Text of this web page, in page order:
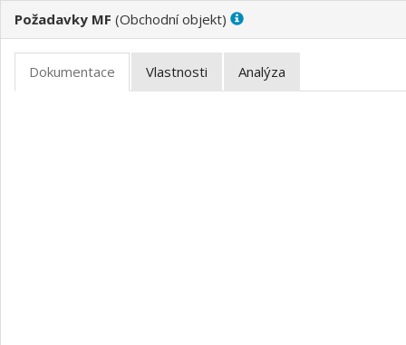
Požadavky MF ( )